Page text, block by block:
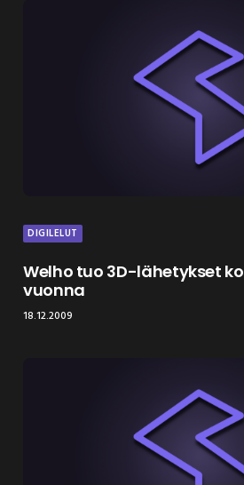
DIGILELUT
Welho tuo 3D-lähetykset
vuonna
18.12.2009